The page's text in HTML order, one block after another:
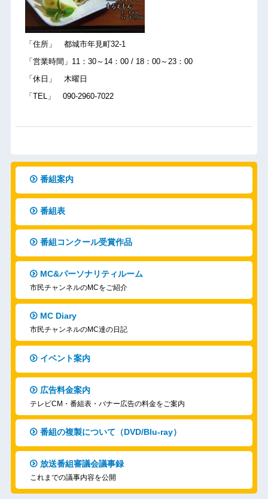
「住所」 都城市年見町32-1
「営業時間」11：30～14：00 / 18：00～23：00
「休日」 木曜日
「TEL」 090-2960-7022
番組案内
番組表
番組コンクール受賞作品
MC&パーソナリティルーム
市民チャンネルのMCをご紹介
MC Diary
市民チャンネルのMC達の日記
イベント案内
広告料金案内
テレビCM・番組表・バナー広告の料金をご案内
番組の複製について（DVD/Blu-ray）
放送番組審議会議事録
これまでの議事内容を公開